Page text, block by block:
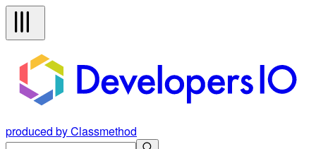
produced by Classmethod